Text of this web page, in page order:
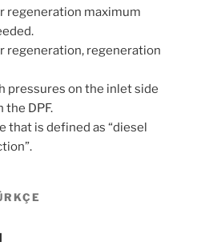
regeneration maximum
regeneration, regeneration
pressures on the inlet side
the DPF.
that is defined as “diesel